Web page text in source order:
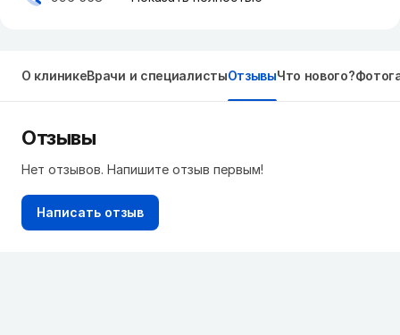
О клиникеВрачи и специалистыОтзывыЧто нового?
Отзывы
Нет отзывов. Напишите отзыв первым!
Написать отзыв